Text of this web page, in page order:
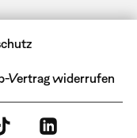
Vertrag widerrufen